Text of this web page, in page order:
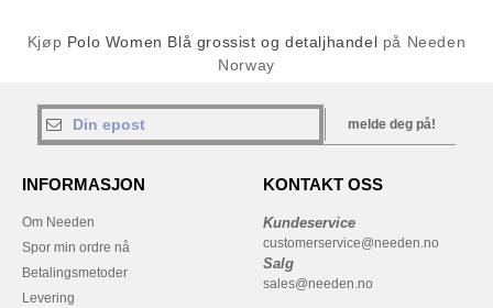
Kjøp Polo Women Blå grossist og detaljhandel på Needen
Norway
melde deg på!
INFORMASJON
Om Needen
Spor min ordre nå
Betalingsmetoder
Levering
KONTAKT OSS
Kundeservice
customerservice@needen.no
Salg
sales@needen.no